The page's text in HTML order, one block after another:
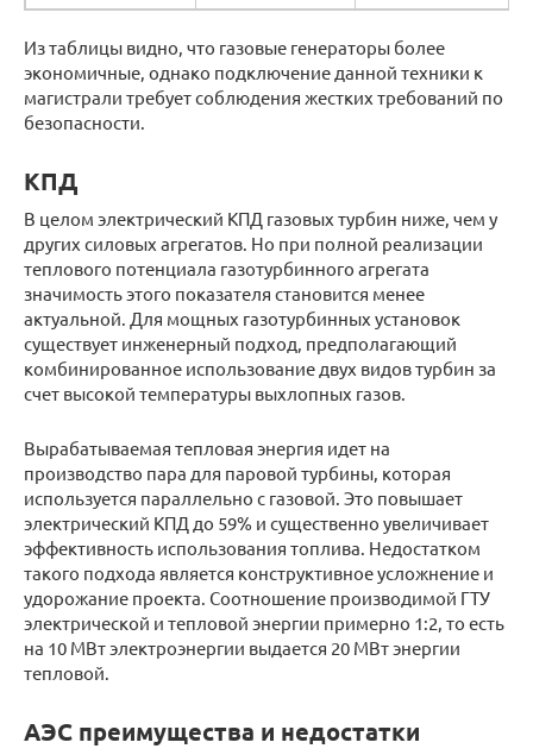
Из таблицы видно, что газовые генераторы более
экономичные, однако подключение данной техники к
магистрали требует соблюдения жестких требований по
безопасности.
КПД
В целом электрический КПД газовых турбин ниже, чем у
других силовых агрегатов. Но при полной реализации
теплового потенциала газотурбинного агрегата
значимость этого показателя становится менее
актуальной. Для мощных газотурбинных установок
существует инженерный подход, предполагающий
комбинированное использование двух видов турбин за
счет высокой температуры выхлопных газов.
Вырабатываемая тепловая энергия идет на
производство пара для паровой турбины, которая
используется параллельно с газовой. Это повышает
электрический КПД до 59% и существенно увеличивает
эффективность использования топлива. Недостатком
такого подхода является конструктивное усложнение и
удорожание проекта. Соотношение производимой ГТУ
электрической и тепловой энергии примерно 1:2, то есть
на 10 МВт электроэнергии выдается 20 МВт энергии
тепловой.
АЭС преимущества и недостатки